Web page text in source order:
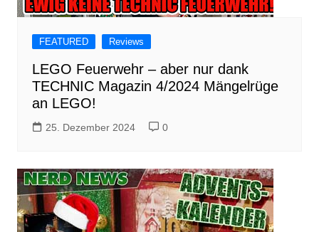
FEATURED Reviews
LEGO Feuerwehr – aber nur dank
TECHNIC Magazin 4/2024 Mängelrüge
an LEGO!
25. Dezember 2024 0